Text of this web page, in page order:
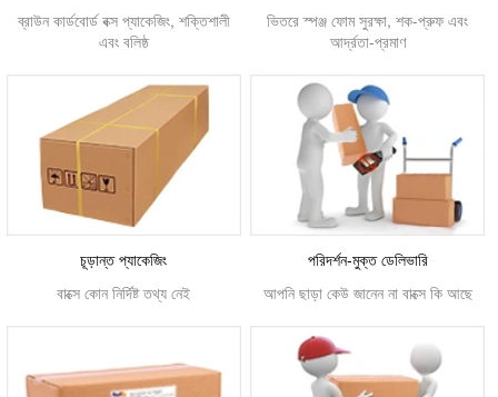
ব্রাউন কার্ডবোর্ড বক্স প্যাকেজিং, শক্তিশালী
এবং বলিষ্ঠ
ভিতরে স্পঞ্জ ফোম সুরক্ষা, শক-প্রুফ এবং
আর্দ্রতা-প্রমাণ
চূড়ান্ত প্যাকেজিং
বাক্সে কোন নির্দিষ্ট তথ্য নেই
পরিদর্শন-মুক্ত ডেলিভারি
আপনি ছাড়া কেউ জানেন না বাক্সে কি আছে